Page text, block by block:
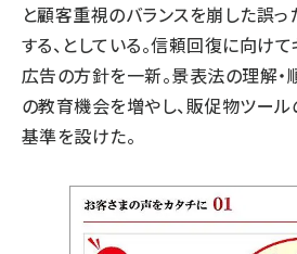
と顧客重視のバランスを崩した誤
する、としている。信頼回復に向け
広告の方針を一新。景表法の理解
の教育機会を増やし、販促物ツー
基準を設けた。